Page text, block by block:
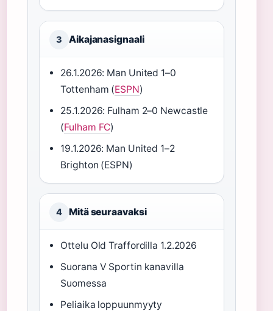
3 Aikajanasignaali
26.1.2026: Man United 1–0
Tottenham (ESPN)
25.1.2026: Fulham 2–0 Newcastle
(Fulham FC)
19.1.2026: Man United 1–2
Brighton (ESPN)
4 Mitä seuraavaksi
Ottelu Old Traffordilla 1.2.2026
Suorana V Sportin kanavilla
Suomessa
Peliaika loppuunmyyty